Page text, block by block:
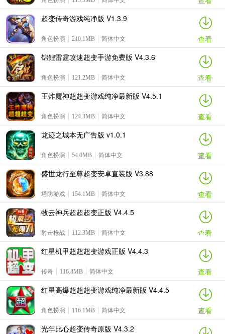
超变传奇游戏纯净版 V1.3.9
角色扮演 210.1MB 简体中文
查看
锦鲤雷霆攻速超变手游免费版 V4.3.6
角色扮演 121.2MB 简体中文
查看
王炸魔神超超变游戏纯净最新版 V4.5.1
角色扮演 124.3MB 简体中文
查看
龙迹之城本无广告版 v1.0.1
角色扮演 54.0MB 简体中文
查看
盛世龙行至尊超变安卓直装版 V3.88
塔防游戏 154.1MB 简体中文
查看
牧云神兵超超超变正版 V4.4.5
射击枪战 112.3MB 简体中文
查看
红星机甲超超超变游戏正版 V4.4.3
传奇 116.8MB 简体中文
查看
红星高爆超超超变游戏纯净最新版 V4.4.5
角色扮演 116.1MB 简体中文
查看
光年比心超变传奇原版 V4.3.2